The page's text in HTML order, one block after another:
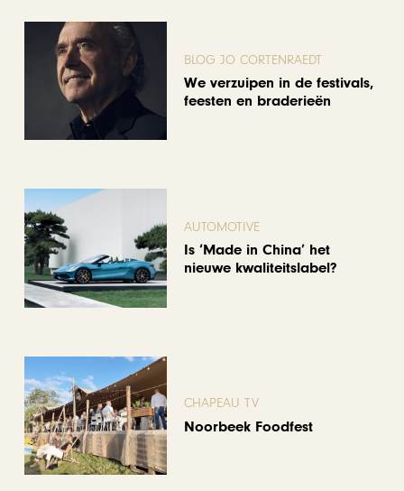
BLOG JO CORTENRAEDT
We verzuipen in de festivals,
feesten en braderieën
AUTOMOTIVE
Is ‘Made in China’ het
nieuwe kwaliteitslabel?
CHAPEAU TV
Noorbeek Foodfest